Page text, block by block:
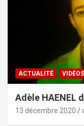
ACTUALITÉ
Adèle HAENEL
13 décembre 2020